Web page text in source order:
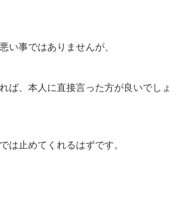
い事ではありませんが、
ば、本人に直接言った方が良いでしょ
は止めてくれるはずです。